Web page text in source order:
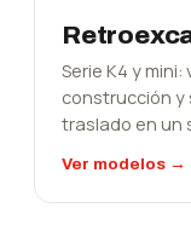
Serie K4 y
construcción y
traslado en un
Ver modelos →